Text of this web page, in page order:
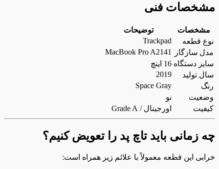
مشخصات فنی
مشخصات
توضیحات
نوع قطعه
Trackpad
مدل سازگار
MacBook Pro A2141
سایز دستگاه 16 اینچ
سال تولید
2019
رنگ
Space Gray
وضعیت
نو
کیفیت
اورجینال / Grade A
چه زمانی باید تاچ پد را تعویض کنیم؟
خرابی این قطعه معمولاً با علائم زیر همراه است: